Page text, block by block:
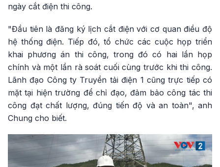
ngày cắt điện thi công.
"Đầu tiên là đăng ký lịch cắt điện với cơ quan điều độ
hệ thống điện. Tiếp đó, tổ chức các cuộc họp triển
khai phương án thi công, trong đó có hai lần họp
chính và một lần rà soát cuối cùng trước khi thi công.
Lãnh đạo Công ty Truyền tải điện 1 cũng trực tiếp có
mặt tại hiện trường để chỉ đạo, đảm bảo công tác thi
công đạt chất lượng, đúng tiến độ và an toàn", anh
Chung cho biết.